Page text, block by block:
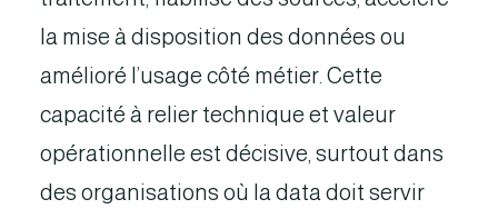
la mise à disposition des données ou
amélioré l’usage côté métier. Cette
capacité à relier technique et valeur
opérationnelle est décisive, surtout dans
des organisations où la data doit servir